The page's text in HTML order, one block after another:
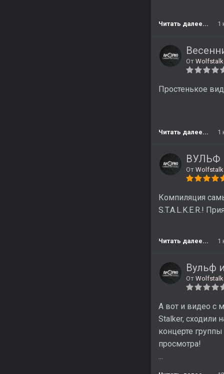
Читать далее... 1
От
Простенькое
Читать далее... 1
ВУЛЬФ
От
Компиляция
S.T.A.L.K.E.R.!
Читать далее... 1
Вульф
От
А вот и видео с
Stalker, сходили
концерте
просмотра!
...